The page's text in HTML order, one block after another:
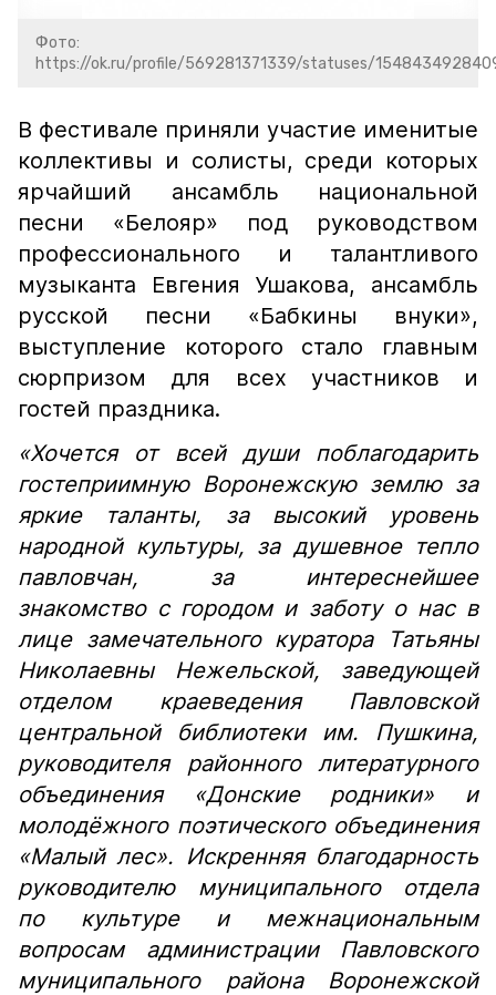
Фото:
https://ok.ru/profile/569281371339/statuses/
В фестивале приняли участие именитые
коллективы и солисты, среди которых
ярчайший ансамбль национальной
песни «Белояр» под руководством
профессионального и талантливого
музыканта Евгения Ушакова, ансамбль
русской песни «Бабкины внуки»,
выступление которого стало главным
сюрпризом для всех участников и
гостей праздника.
«Хочется от всей души поблагодарить
гостеприимную Воронежскую землю за
яркие таланты, за высокий уровень
народной культуры, за душевное тепло
павловчан, за интереснейшее
знакомство с городом и заботу о нас в
лице замечательного куратора Татьяны
Николаевны Нежельской, заведующей
отделом краеведения Павловской
центральной библиотеки им. Пушкина,
руководителя районного литературного
объединения «Донские родники» и
молодёжного поэтического объединения
«Малый лес». Искренняя благодарность
руководителю муниципального отдела
по культуре и межнациональным
вопросам администрации Павловского
муниципального района Воронежской